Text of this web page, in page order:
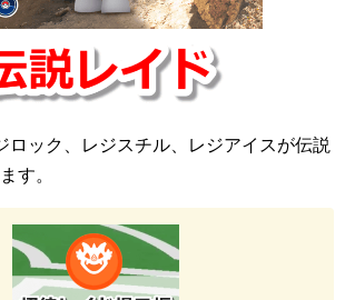
ロック、レジスチル、レジアイスが伝説
す。